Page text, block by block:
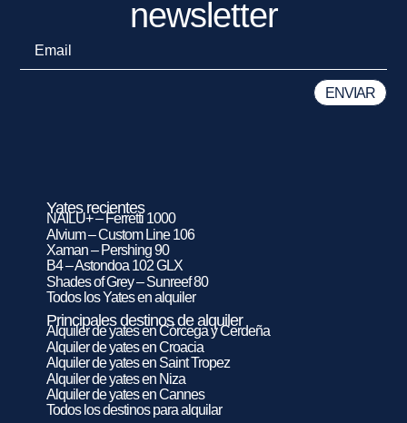
newsletter
Yates recientes
NAILU+ – Ferretti 1000
Alvium – Custom Line 106
Xaman – Pershing 90
B4 – Astondoa 102 GLX
Shades of Grey – Sunreef 80
Todos los Yates en alquiler
Principales destinos de alquiler
Alquiler de yates en Córcega y Cerdeña
Alquiler de yates en Croacia
Alquiler de yates en Saint Tropez
Alquiler de yates en Niza
Alquiler de yates en Cannes
Todos los destinos para alquilar